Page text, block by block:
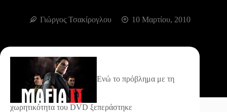
Γιώργος Τσακίρογλου 10 Μαρτίου, 2010
Ενώ το πρόβλημα με τη
χωρητικότητα του DVD ξεπεράστηκε